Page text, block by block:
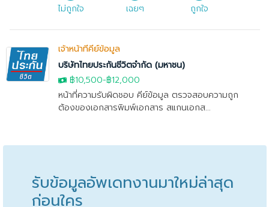
ไม่ถูกใจ เฉยๆ ถูกใจ
เจ้าหน้าที่คีย์ข้อมูล
บริษัทไทยประกันชีวิตจำกัด (มหาชน)
฿10,500-฿12,000
หน้าที่ความรับผิดชอบ คีย์ข้อมูล ตรวจสอบความถูก
ต้องของเอกสารพิมพ์เอกสาร สแกนเอกส...
รับข้อมูลอัพเดทงานมาใหม่ล่าสุด
ก่อนใคร